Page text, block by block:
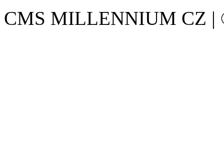
CMS MILLENNIUM CZ |